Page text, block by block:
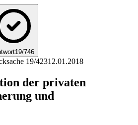
19/746
19/42312.01.2018
der privaten
und